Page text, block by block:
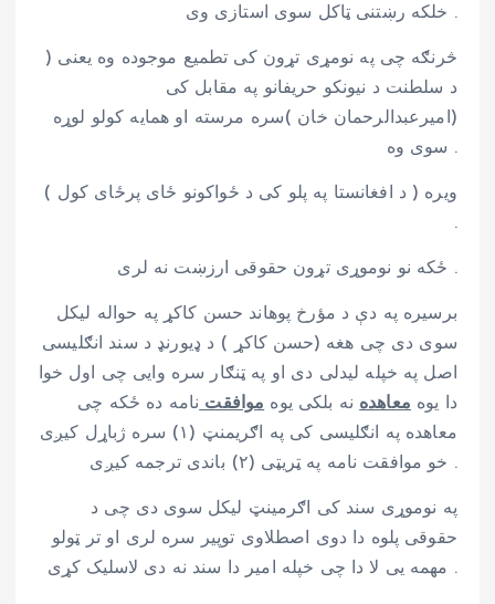
خلکه رښتنی ټاکل سوی استازی وی .
څرنګه چی په نومړی تړون کی تطمیع موجوده وه یعنی (
د سلطنت د نیونکو حریفانو په مقابل کی
(امیرعبدالرحمان خان )سره مرسته او همایه کولو لوړه
سوی وه .
ویره ( د افغانستا په پلو کی د ځواکونو ځای پرځای کول )
.
ځکه نو نوموړی تړون حقوقی ارزښت نه لری .
برسیره په دې د مؤرخ پوهاند حسن کاکړ په حواله لیکل
سوی دی چی هغه (حسن کاکړ ) د ډیورنډ د سند انګلیسی
اصل په خپله لیدلی دی او په ټنګار سره وایی چی اول خوا
دا یوه معاهده نه بلکی یوه موافقت نامه ده ځکه چی
معاهده په انګلیسی کی په اګریمنټ (۱) سره ژباړل کیږی
خو موافقت نامه په ټریټی (۲) باندی ترجمه کیږی .
حقوقی پلوه دا دوی اصطلاوی توپیر سره لری او تر ټولو
مهمه یی لا دا چی خپله امیر دا سند نه دی لاسلیک کړی .